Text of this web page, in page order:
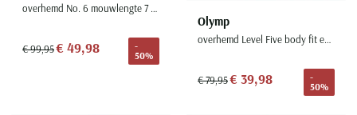
overhemd No. 6 mouwlengte 7 lichtblauw
€ 99,95€ 49,98
-
50%
Olymp
overhemd Level Five body fit extra slim fit camel
€ 79,95€ 39,98
-
50%